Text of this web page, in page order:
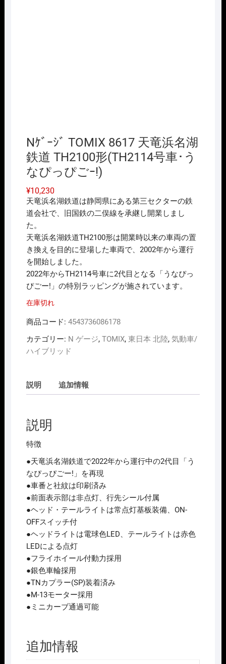
Nｹﾞｰｼﾞ TOMIX 8617 天竜浜名湖
鉄道 TH2100形(TH2114号車･う
なぴっぴごｰ!)
¥10,230
天竜浜名湖鉄道は静岡県にある第三セクターの鉄
道会社で、旧国鉄の二俣線を承継し開業しまし
た。
天竜浜名湖鉄道TH2100形は開業時以来の車両の置
き換えを目的に登場した車両で、2002年から運行
を開始しました。
2022年からTH2114号車に2代目となる「うなぴっ
ぴごー!」の特別ラッピングが施されています。
在庫切れ
商品コード: 4543736086178
カテゴリー: N ゲージ, TOMIX, 東日本 北陸, 気動車/
ハイブリッド
説明 追加情報
説明
特徴
●天竜浜名湖鉄道で2022年から運行中の2代目「う
なぴっぴごー!」を再現
●車番と社紋は印刷済み
●前面表示部は非点灯、行先シール付属
●ヘッド・テールライトは常点灯基板装備、ON-
OFFスイッチ付
●ヘッドライトは電球色LED、テールライトは赤色
LEDによる点灯
●フライホイール付動力採用
●銀色車輪採用
●TNカプラー(SP)装着済み
●M-13モーター採用
●ミニカーブ通過可能
追加情報